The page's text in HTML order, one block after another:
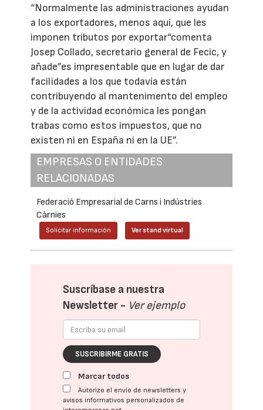
“Normalmente las administraciones ayudan
a los exportadores, menos aquí, que les
imponen tributos por exportar“comenta
Josep Collado, secretario general de Fecic, y
añade”es impresentable que en lugar de dar
facilidades a los que todavía están
contribuyendo al mantenimento del empleo
y de la actividad económica les pongan
trabas como estos impuestos, que no
existen ni en España ni en la UE”.
EMPRESAS O ENTIDADES
RELACIONADAS
Federació Empresarial de Carns i Indústries
Càrnies
Solicitar información Ver stand virtual
Suscríbase a nuestra
Newsletter - Ver ejemplo
SUSCRIBIRME GRATIS
Marcar todos
Autorizo el envío de newsletters y
avisos informativos personalizados de